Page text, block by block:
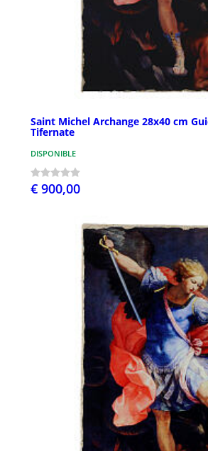
Saint Michel Archange 28x40 cm
Tifernate
DISPONIBLE
€ 900,00